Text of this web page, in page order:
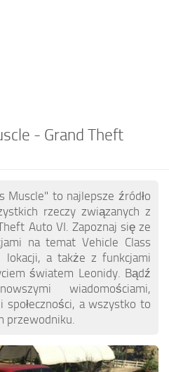
- Grand Theft
Muscle" to najlepsze źródło
rzeczy związanych z
Auto VI. Zapoznaj się ze
na temat Vehicle Class
lokacji, a także z funkcjami
światem Leonidy. Bądź
wiadomościami,
a wszystko to
przewodniku.